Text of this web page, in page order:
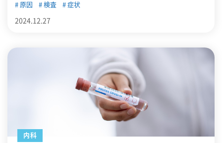
きます。
原因 検査 症状
2024.12.27
内科